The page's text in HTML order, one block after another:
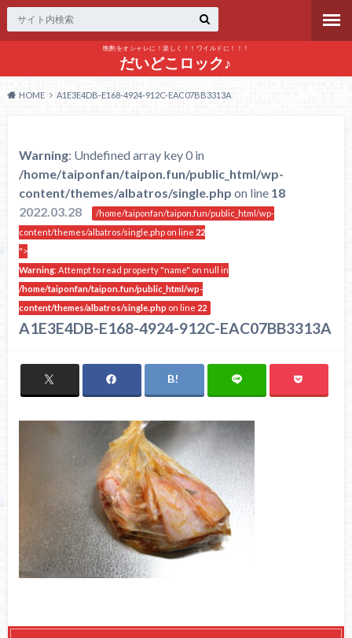
晩酌をオシャレに！楽しく！！ワイルドに！！！
だいどこロック♪
HOME A1E3E4DB-E168-4924-912C-EAC07BB3313A
Warning: Undefined array key 0 in
/home/taiponfan/taipon.fun/public_html/wp-
content/themes/albatros/single.php on line 18
2022.03.28
/home/taiponfan/taipon.fun/public_html/wp-
content/themes/albatros/single.php on line 22
">
Warning: Attempt to read property "name" on null in
/home/taiponfan/taipon.fun/public_html/wp-
content/themes/albatros/single.php on line 22
A1E3E4DB-E168-4924-912C-EAC07BB3313A